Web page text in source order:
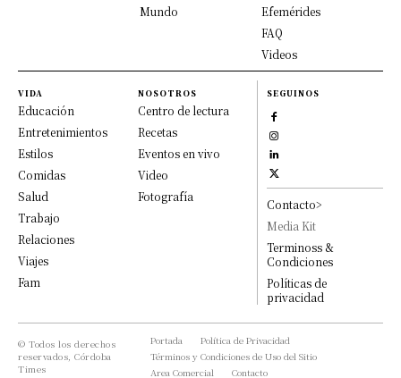
Mundo
Efemérides
FAQ
Videos
VIDA
Educación
Entretenimientos
Estilos
Comidas
Salud
Trabajo
Relaciones
Viajes
Fam
NOSOTROS
Centro de lectura
Recetas
Eventos en vivo
Video
Fotografía
SEGUINOS
Contacto>
Media Kit
Terminoss &
Condiciones
Políticas de
privacidad
© Todos los derechos
reservados, Córdoba
Times
Portada
Política de Privacidad
Términos y Condiciones de Uso del Sitio
Area Comercial
Contacto